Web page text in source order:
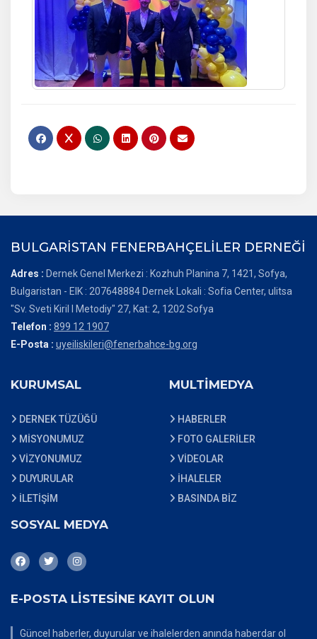
BULGARİSTAN FENERBAHÇELİLER DERNEĞİ
Adres : Dernek Genel Merkezi : Kozhuh Planina 7, 1421, Sofya,
Bulgaristan - EIK : 207648884 Dernek Lokali : Sofia Center, ulitsa
"Sv. Sveti Kiril I Metodiy" 27, Kat: 2, 1202 Sofya
Telefon : 899 12 1907
E-Posta : uyeiliskileri@fenerbahce-bg.org
KURUMSAL
DERNEK TÜZÜĞÜ
MİSYONUMUZ
VİZYONUMUZ
DUYURULAR
İLETİŞİM
MULTİMEDYA
HABERLER
FOTO GALERİLER
VİDEOLAR
İHALELER
BASINDA BİZ
SOSYAL MEDYA
E-POSTA LİSTESİNE KAYIT OLUN
Güncel haberler, duyurular ve ihalelerden anında haberdar ol